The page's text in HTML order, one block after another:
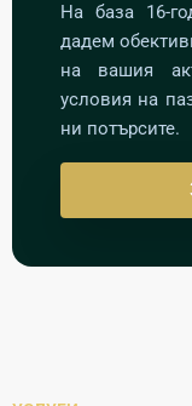
На база 16-
дадем
на вашия
условия на
ни потърсите.